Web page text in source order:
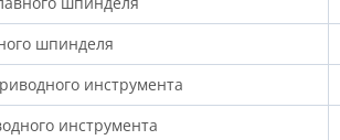
шпинделя
инструмента
инструмента